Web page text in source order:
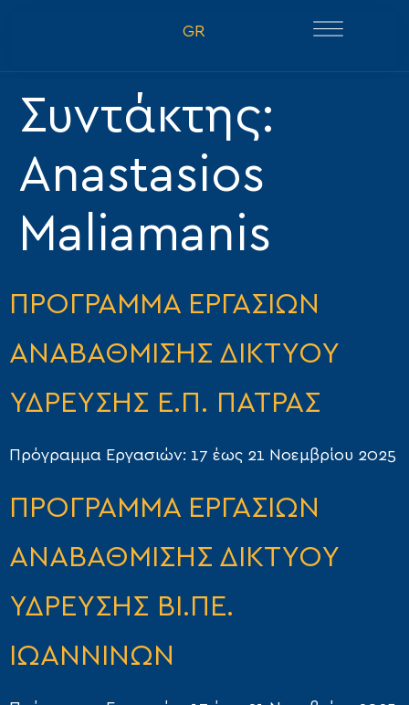
GR
Συντάκτης:
Anastasios
Maliamanis
ΠΡΟΓΡΑΜΜΑ ΕΡΓΑΣΙΩΝ
ΑΝΑΒΑΘΜΙΣΗΣ ΔΙΚΤΥΟΥ
ΥΔΡΕΥΣΗΣ Ε.Π. ΠΑΤΡΑΣ
Πρόγραμμα Εργασιών: 17 έως 21 Νοεμβρίου 2025
ΠΡΟΓΡΑΜΜΑ ΕΡΓΑΣΙΩΝ
ΑΝΑΒΑΘΜΙΣΗΣ ΔΙΚΤΥΟΥ
ΥΔΡΕΥΣΗΣ ΒΙ.ΠΕ.
ΙΩΑΝΝΙΝΩΝ